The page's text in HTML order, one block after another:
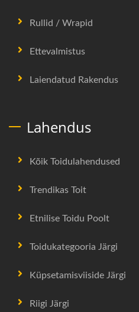
Rullid / Wrapid
Ettevalmistus
Laiendatud Rakendus
Lahendus
Kõik Toidulahendused
Trendikas Toit
Etnilise Toidu Poolt
Toidukategooria Järgi
Küpsetamisviiside Järgi
Riigi Järgi